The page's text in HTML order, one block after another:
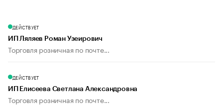
ДЕЙСТВУЕТ
ИП Ляляев Роман Узеирович
Торговля розничная по почте...
ДЕЙСТВУЕТ
ИП Елисеева Светлана Александровна
Торговля розничная по почте...